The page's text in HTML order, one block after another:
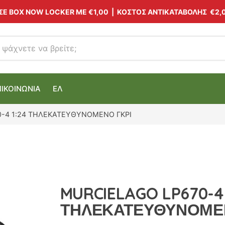
NOW LOCKER ΜΕ €1,00 | ΚΟΣΤΟΣ ΑΝΤΙΚΑΤΑΒΟΛΗΣ
ΕΛ
4 1:24 ΤΗΛΕΚΑΤΕΥΘΥΝΟΜΕΝΟ ΓΚΡΙ
MURCIELAGO LP670-